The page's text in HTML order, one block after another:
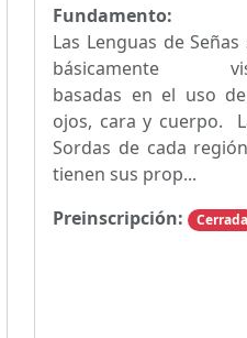
Fundamento:
Las Lenguas de
básicamente
basadas en el uso
ojos, cara y cuerpo.
Sordas de cada
tienen sus prop...
Preinscripción:
Cerrada